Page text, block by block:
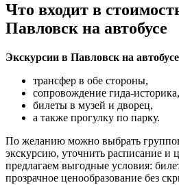
Что входит в
Павловск на автобусе
Экскурсии в Павловск на автобусе
трансфер в обе стороны,
сопровождение гида-историка,
билеты в музей и дворец,
а также прогулку по парку.
По желанию можно выбрать
экскурсию, уточнить расписание
предлагаем выгодные условия:
прозрачное ценообразование без